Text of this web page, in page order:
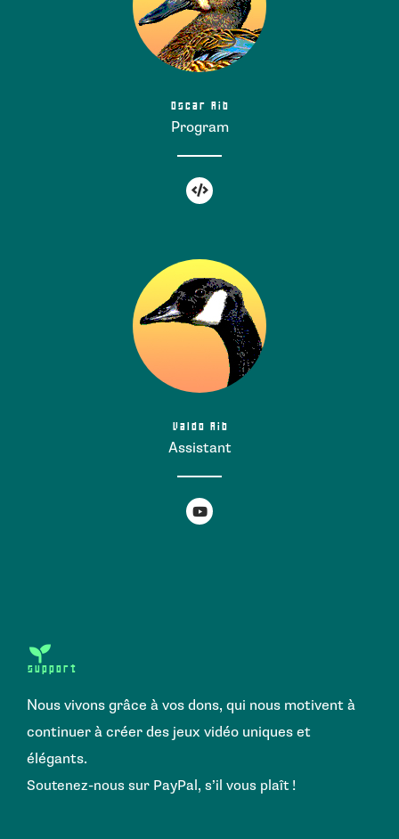
Oscar Aib
Program
Valdo Aib
Assistant
support
Nous vivons grâce à vos dons, qui nous motivent à
continuer à créer des jeux vidéo uniques et
élégants.
Soutenez-nous sur PayPal, s’il vous plaît !